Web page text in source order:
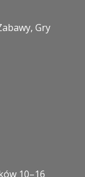
Gry
10–16